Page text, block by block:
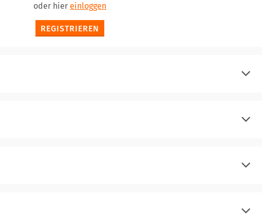
oder hier einloggen
REGISTRIEREN